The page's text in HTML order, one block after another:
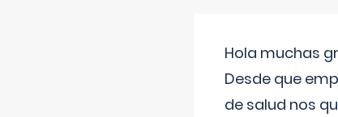
Hola muchas
Desde que
de salud nos